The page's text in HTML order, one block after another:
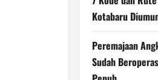
Kotabaru
Peremajaan
Sudah